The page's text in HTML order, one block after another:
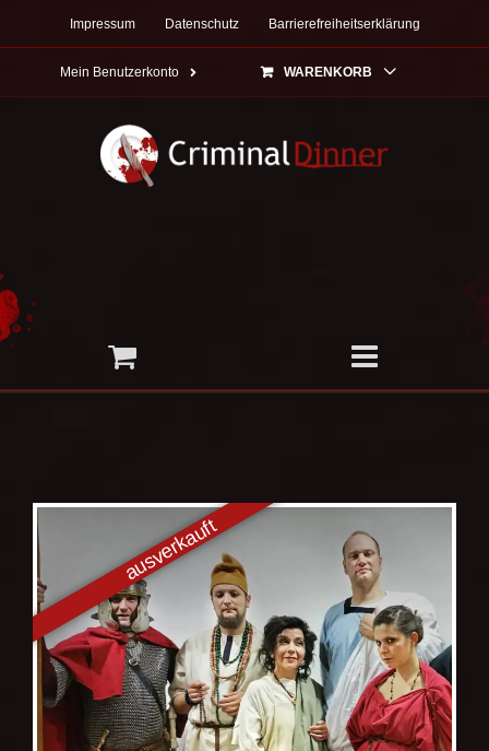
Impressum Datenschutz Barrierefreiheitserklärung
Mein Benutzerkonto WARENKORB